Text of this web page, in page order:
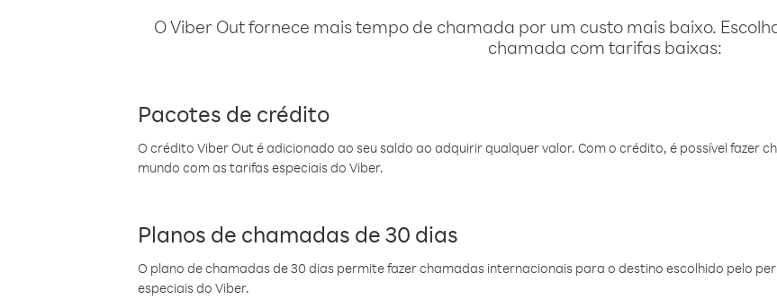
O Viber Out fornece mais tempo de chamada por um custo mais baixo.
chamada com tarifas baixas:
Pacotes de crédito
O crédito Viber Out é adicionado ao seu saldo ao adquirir qualquer valor. Com o crédito, é possível fazer
mundo com as tarifas especiais do Viber.
Planos de chamadas de 30 dias
O plano de chamadas de 30 dias permite fazer chamadas internacionais para o destino escolhido pelo
especiais do Viber.